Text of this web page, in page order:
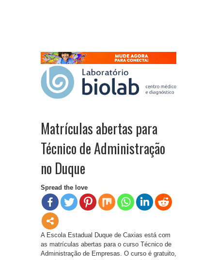
Matrículas abertas para
Técnico de Administração
no Duque
Spread the love
A Escola Estadual Duque de Caxias está com
as matrículas abertas para o curso Técnico de
Administração de Empresas. O curso é gratuito,